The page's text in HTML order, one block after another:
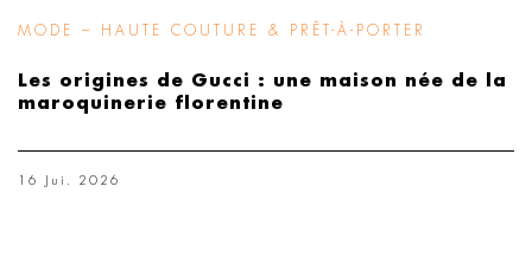
MODE – HAUTE COUTURE & PRÊT-À-PORTER
Les origines de Gucci : une maison née de la
maroquinerie florentine
16 Jui. 2026